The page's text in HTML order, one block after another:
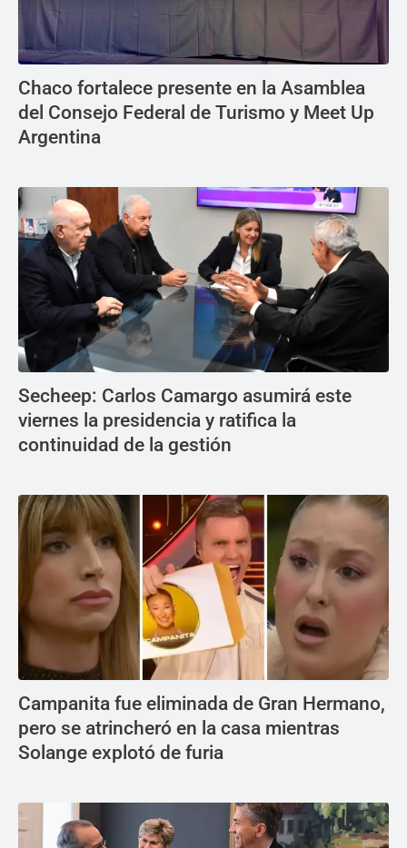
Chaco fortalece presente en la Asamblea
del Consejo Federal de Turismo y Meet Up
Argentina
Secheep: Carlos Camargo asumirá este
viernes la presidencia y ratifica la
continuidad de la gestión
Campanita fue eliminada de Gran Hermano,
pero se atrincheró en la casa mientras
Solange explotó de furia